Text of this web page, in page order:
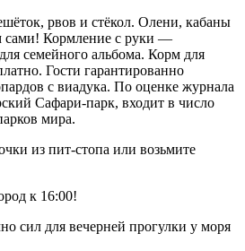
рвов и стёкол. Олени, кабаны
сами! Кормление с руки —
семейного альбома. Корм для
Гости гарантированно
с виадука. По оценке журнала
Сафари-парк, входит в число
мира.
из пит-стопа или возьмите
к 16:00!
сил для вечерней прогулки у моря